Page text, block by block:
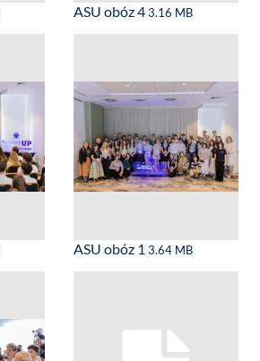
ASU obóz 43.16 MB
ASU obóz 1 3.64 MB